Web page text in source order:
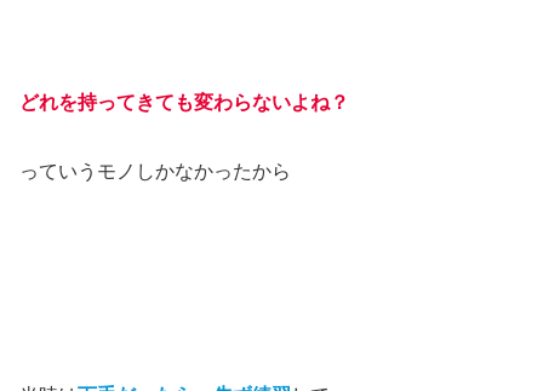
どれを持ってきても変わらないよね？
っていうモノしかなかったから